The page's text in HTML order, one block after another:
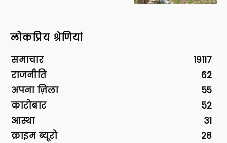
लोकप्रिय श्रेणियां
समाचार
19117
राजनीति
62
अपना ज़िला
55
कारोबार
52
आस्था
31
क्राइम ब्यूरो
28